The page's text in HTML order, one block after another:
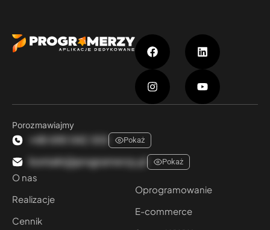
Porozmawiajmy
+48 690 042 333 Pokaż
kontakt@programerzy.pl Pokaż
O nas
Realizacje
Cennik
Oprogramowanie
E-commerce